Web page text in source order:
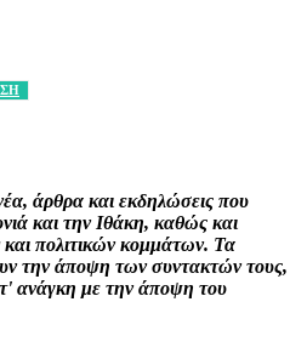
άρθρα και εκδηλώσεις που
και την Ιθάκη, καθώς και
και πολιτικών κομμάτων. Τα
την άποψη των συντακτών τους,
ανάγκη με την άποψη του